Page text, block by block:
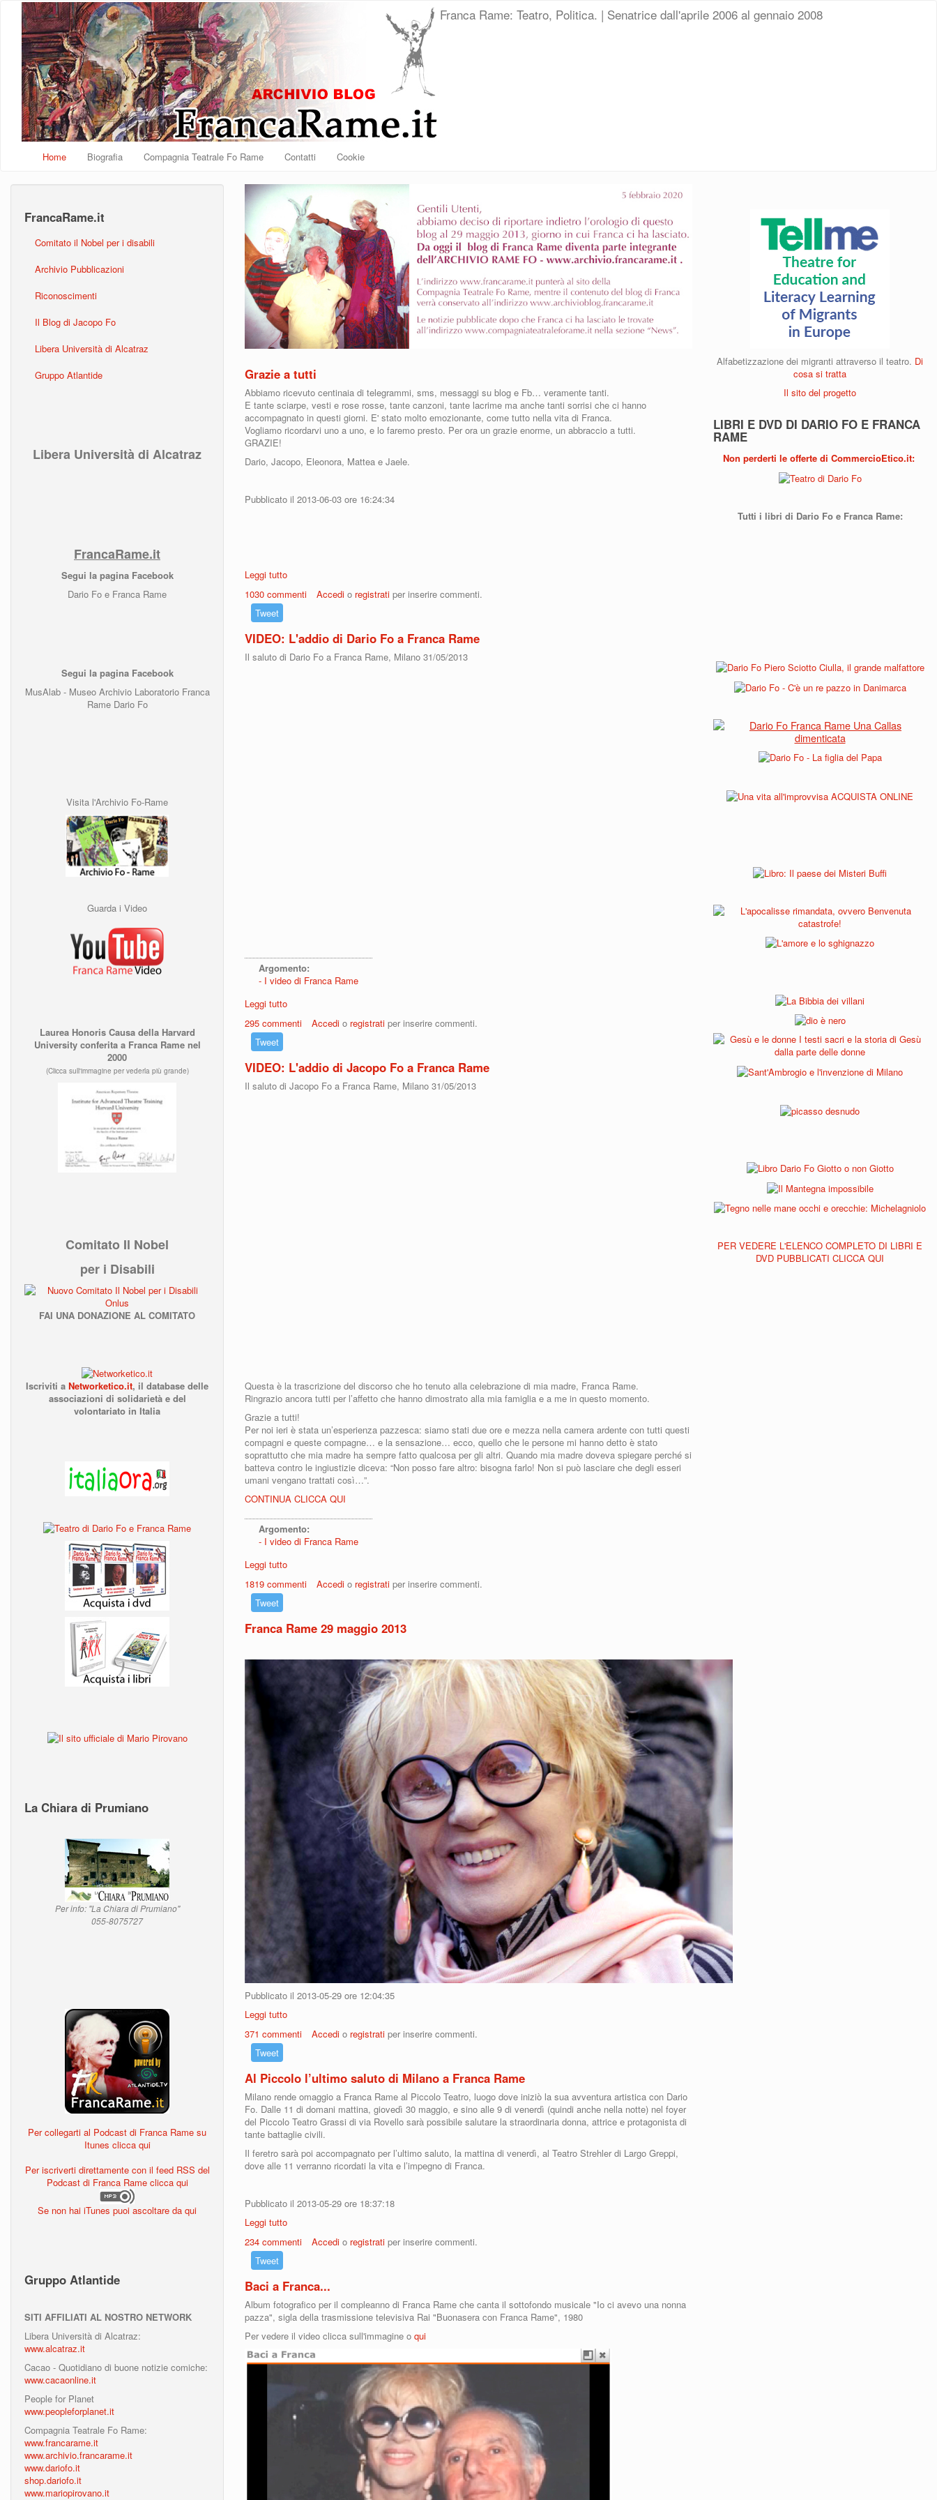
Salta al contenuto principale Franca Rame: Teatro, Politica. | Senatrice dall'aprile 2006 al gennaio 2008
Home Biografia Compagnia Teatrale Fo Rame Contatti Cookie
FrancaRame.it
Comitato il Nobel per i disabili
Archivio Pubblicazioni
Riconoscimenti
Il Blog di Jacopo Fo
Libera Università di Alcatraz
Gruppo Atlantide
Libera Università di Alcatraz
FrancaRame.it
Segui la pagina Facebook
Dario Fo e Franca Rame
Segui la pagina Facebook
MusAlab - Museo Archivio Laboratorio Franca
Rame Dario Fo
Visita l'Archivio Fo-Rame
Guarda i Video
Laurea Honoris Causa della Harvard
University conferita a Franca Rame nel
2000
(Clicca sull'immagine per vederla più grande)
Comitato Il Nobel
per i Disabili
FAI UNA DONAZIONE AL COMITATO
Iscriviti a Networketico.it, il database delle
associazioni di solidarietà e del
volontariato in Italia
La Chiara di Prumiano
Per info: "La Chiara di Prumiano"
055-8075727
Per collegarti al Podcast di Franca Rame su
Itunes clicca qui
Per iscriverti direttamente con il feed RSS del
Podcast di Franca Rame clicca qui
Se non hai iTunes puoi ascoltare da qui
Gruppo Atlantide
SITI AFFILIATI AL NOSTRO NETWORK
Libera Università di Alcatraz:
www.alcatraz.it
Cacao - Quotidiano di buone notizie comiche:
www.cacaonline.it
People for Planet
www.peopleforplanet.it
Compagnia Teatrale Fo Rame:
www.francarame.it
www.archivio.francarame.it
www.dariofo.it
shop.dariofo.it
www.mariopirovano.it
Grazie a tutti
Abbiamo ricevuto centinaia di telegrammi, sms, messaggi su blog e Fb… veramente tanti.
E tante sciarpe, vesti e rose rosse, tante canzoni, tante lacrime ma anche tanti sorrisi che ci hanno
accompagnato in questi giorni. E' stato molto emozionante, come tutto nella vita di Franca.
Vogliamo ricordarvi uno a uno, e lo faremo presto. Per ora un grazie enorme, un abbraccio a tutti.
GRAZIE!
Dario, Jacopo, Eleonora, Mattea e Jaele.
Pubblicato il 2013-06-03 ore 16:24:34
Leggi tutto
1030 commenti
Accedi o registrati per inserire commenti.
Tweet
VIDEO: L'addio di Dario Fo a Franca Rame
Il saluto di Dario Fo a Franca Rame, Milano 31/05/2013
Argomento:
I video di Franca Rame
Leggi tutto
295 commenti
Accedi o registrati per inserire commenti.
Tweet
VIDEO: L'addio di Jacopo Fo a Franca Rame
Il saluto di Jacopo Fo a Franca Rame, Milano 31/05/2013
Questa è la trascrizione del discorso che ho tenuto alla celebrazione di mia madre, Franca Rame.
Ringrazio ancora tutti per l’affetto che hanno dimostrato alla mia famiglia e a me in questo momento.
Grazie a tutti!
Per noi ieri è stata un’esperienza pazzesca: siamo stati due ore e mezza nella camera ardente con tutti questi
compagni e queste compagne… e la sensazione… ecco, quello che le persone mi hanno detto è stato
soprattutto che mia madre ha sempre fatto qualcosa per gli altri. Quando mia madre doveva spiegare perché si
batteva contro le ingiustizie diceva: “Non posso fare altro: bisogna farlo! Non si può lasciare che degli esseri
umani vengano trattati così…”.
CONTINUA CLICCA QUI
Argomento:
I video di Franca Rame
Leggi tutto
1819 commenti
Accedi o registrati per inserire commenti.
Tweet
Franca Rame 29 maggio 2013
Pubblicato il 2013-05-29 ore 12:04:35
Leggi tutto
371 commenti
Accedi o registrati per inserire commenti.
Tweet
Al Piccolo l’ultimo saluto di Milano a Franca Rame
Milano rende omaggio a Franca Rame al Piccolo Teatro, luogo dove iniziò la sua avventura artistica con Dario
Fo. Dalle 11 di domani mattina, giovedì 30 maggio, e sino alle 9 di venerdì (quindi anche nella notte) nel foyer
del Piccolo Teatro Grassi di via Rovello sarà possibile salutare la straordinaria donna, attrice e protagonista di
tante battaglie civili.
Il feretro sarà poi accompagnato per l’ultimo saluto, la mattina di venerdì, al Teatro Strehler di Largo Greppi,
dove alle 11 verranno ricordati la vita e l’impegno di Franca.
Pubblicato il 2013-05-29 ore 18:37:18
Leggi tutto
234 commenti
Accedi o registrati per inserire commenti.
Tweet
Baci a Franca...
Album fotografico per il compleanno di Franca Rame che canta il sottofondo musicale "Io ci avevo una nonna
pazza", sigla della trasmissione televisiva Rai "Buonasera con Franca Rame", 1980
Per vedere il video clicca sull'immagine o qui
Alfabetizzazione dei migranti attraverso il teatro. Di
cosa si tratta
Il sito del progetto
LIBRI E DVD DI DARIO FO E FRANCA
RAME
Non perderti le offerte di CommercioEtico.it:
Tutti i libri di Dario Fo e Franca Rame:
PER VEDERE L'ELENCO COMPLETO DI LIBRI E
DVD PUBBLICATI CLICCA QUI